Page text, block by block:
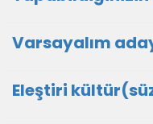
Varsayalım
Eleştiri